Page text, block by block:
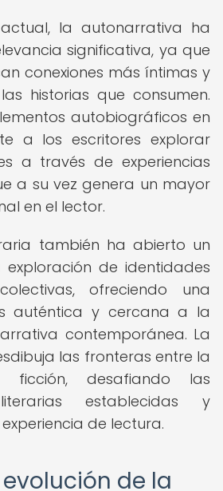
la autonarrativa ha
significativa, ya que
conexiones más íntimas y
historias que consumen.
autobiográficos en
a los escritores explorar
a través de experiencias
a su vez genera un mayor
en el lector.
también ha abierto un
de identidades
ofreciendo una
auténtica y cercana a la
contemporánea. La
las fronteras entre la
desafiando las
establecidas y
de lectura.
de la